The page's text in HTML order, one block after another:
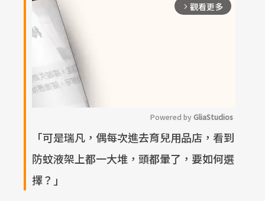
arrow_forward_ios 觀看更多
M
u
Powered by GliaStudios
「可是瑞凡，偶每次進去育兒用品店，看到
防蚊液架上都一大堆，頭都暈了，要如何選
擇？」